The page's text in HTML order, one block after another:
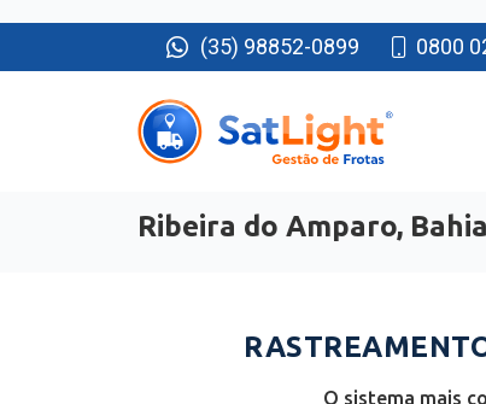
(35) 98852-0899 0800
Ribeira do Amparo, Bahia
O sistema mais